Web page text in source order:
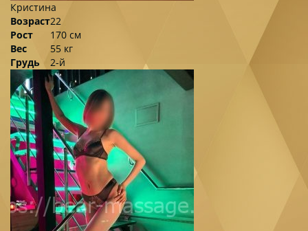
Кристина
Возраст22
Рост
170 см
Вес
55 кг
Грудь
2-й